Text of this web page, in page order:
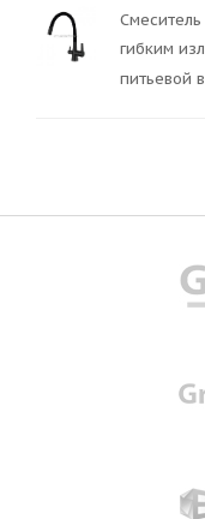
гибким
питьевой